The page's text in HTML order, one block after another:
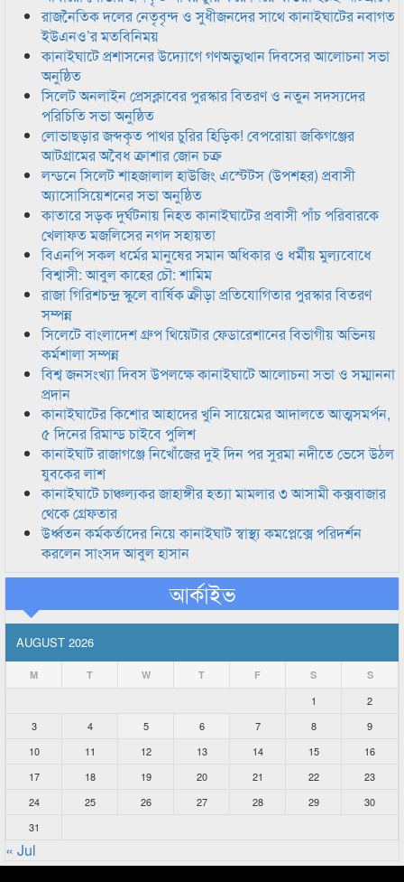
রাজনৈতিক দলের নেতৃবৃন্দ ও সুধীজনদের সাথে কানাইঘাটের নবাগত
ইউএনও’র মতবিনিময়
কানাইঘাটে প্রশাসনের উদ্যোগে গণঅভ্যুত্থান দিবসের আলোচনা সভা
অনুষ্ঠিত
সিলেট অনলাইন প্রেসক্লাবের পুরস্কার বিতরণ ও নতুন সদস্যদের
পরিচিতি সভা অনুষ্ঠিত
লোভাছড়ার জব্দকৃত পাথর চুরির হিড়িক! বেপরোয়া জকিগঞ্জের
আটগ্রামের অবৈধ ক্রাশার জোন চক্র
লন্ডনে সিলেট শাহজালাল হাউজিং এস্টেটস (উপশহর) প্রবাসী
অ্যাসোসিয়েশনের সভা অনুষ্ঠিত
কাতারে সড়ক দুর্ঘটনায় নিহত কানাইঘাটের প্রবাসী পাঁচ পরিবারকে
খেলাফত মজলিসের নগদ সহায়তা
বিএনপি সকল ধর্মের মানুষের সমান অধিকার ও ধর্মীয় মুল্যবোধে
বিশ্বাসী: আবুল কাহের চৌ: শামিম
রাজা গিরিশচন্দ্র স্কুলে বার্ষিক ক্রীড়া প্রতিযোগিতার পুরস্কার বিতরণ
সম্পন্ন
সিলেটে বাংলাদেশ গ্রুপ থিয়েটার ফেডারেশানের বিভাগীয় অভিনয়
কর্মশালা সম্পন্ন
বিশ্ব জনসংখ্যা দিবস উপলক্ষে কানাইঘাটে আলোচনা সভা ও সম্মাননা
প্রদান
কানাইঘাটের কিশোর আহাদের খুনি সায়েমের আদালতে আত্মসমর্পন,
৫ দিনের রিমান্ড চাইবে পুলিশ
কানাইঘাট রাজাগঞ্জে নিখোঁজের দুই দিন পর সুরমা নদীতে ভেসে উঠল
যুবকের লাশ
কানাইঘাটে চাঞ্চল্যকর জাহাঙ্গীর হত্যা মামলার ৩ আসামী কক্সবাজার
থেকে গ্রেফতার
উর্ধ্বতন কর্মকর্তাদের নিয়ে কানাইঘাট স্বাস্থ্য কমপ্লেক্সে পরিদর্শন
করলেন সাংসদ আবুল হাসান
আর্কাইভ
AUGUST 2026
M T W T F S S
1
2
3
4 5 6 7 8
9
10
11 12 13 14 15
16
17
18 19 20 21 22
23
24
25 26 27 28 29
30
31
« Jul